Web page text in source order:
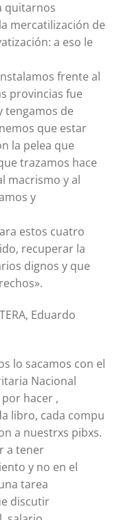
quitarnos
mercatilización de
a eso le
frente al
provincias fue
tengamos de
que estar
la pelea que
trazamos hace
macrismo y al
y
estos cuatro
recuperar la
dignos y que
Eduardo
lo sacamos con el
Nacional
hacer ,
libro, cada compu
a nuestrxs pibxs.
a tener
y no en el
tarea
discutir